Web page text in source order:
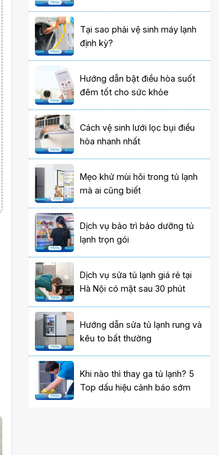
Tại sao phải vệ sinh máy lạnh
định kỳ?
Hướng dẫn bật điều hòa suốt
đêm tốt cho sức khỏe
Cách vệ sinh lưới lọc bụi điều
hòa nhanh nhất
Mẹo khử mùi hôi trong tủ lạnh
mà ai cũng biết
Dịch vụ bảo trì bảo dưỡng tủ
lạnh trọn gói
Dịch vụ sửa tủ lạnh giá rẻ tại
Hà Nội có mặt sau 30 phút
Hướng dẫn sửa tủ lạnh rung và
kêu to bất thường
Khi nào thì thay ga tủ lạnh? 5
Top dấu hiệu cảnh báo sớm